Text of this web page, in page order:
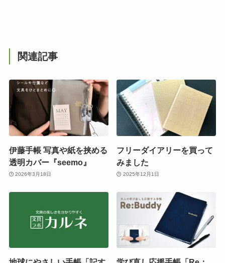
関連記事
伊藤手帳 写真や紙を挟める
透明カバー『seemo』
2026年3月18日
フリーダイアリーを買って
みました
2025年12月1日